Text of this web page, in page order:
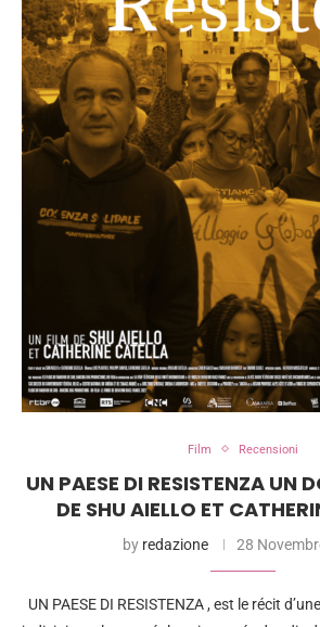
Film Recensioni
UN PAESE DI RESISTENZA UN
DE SHU AIELLO ET
by redazione 28
UN PAESE DI RESISTENZA , est le récit